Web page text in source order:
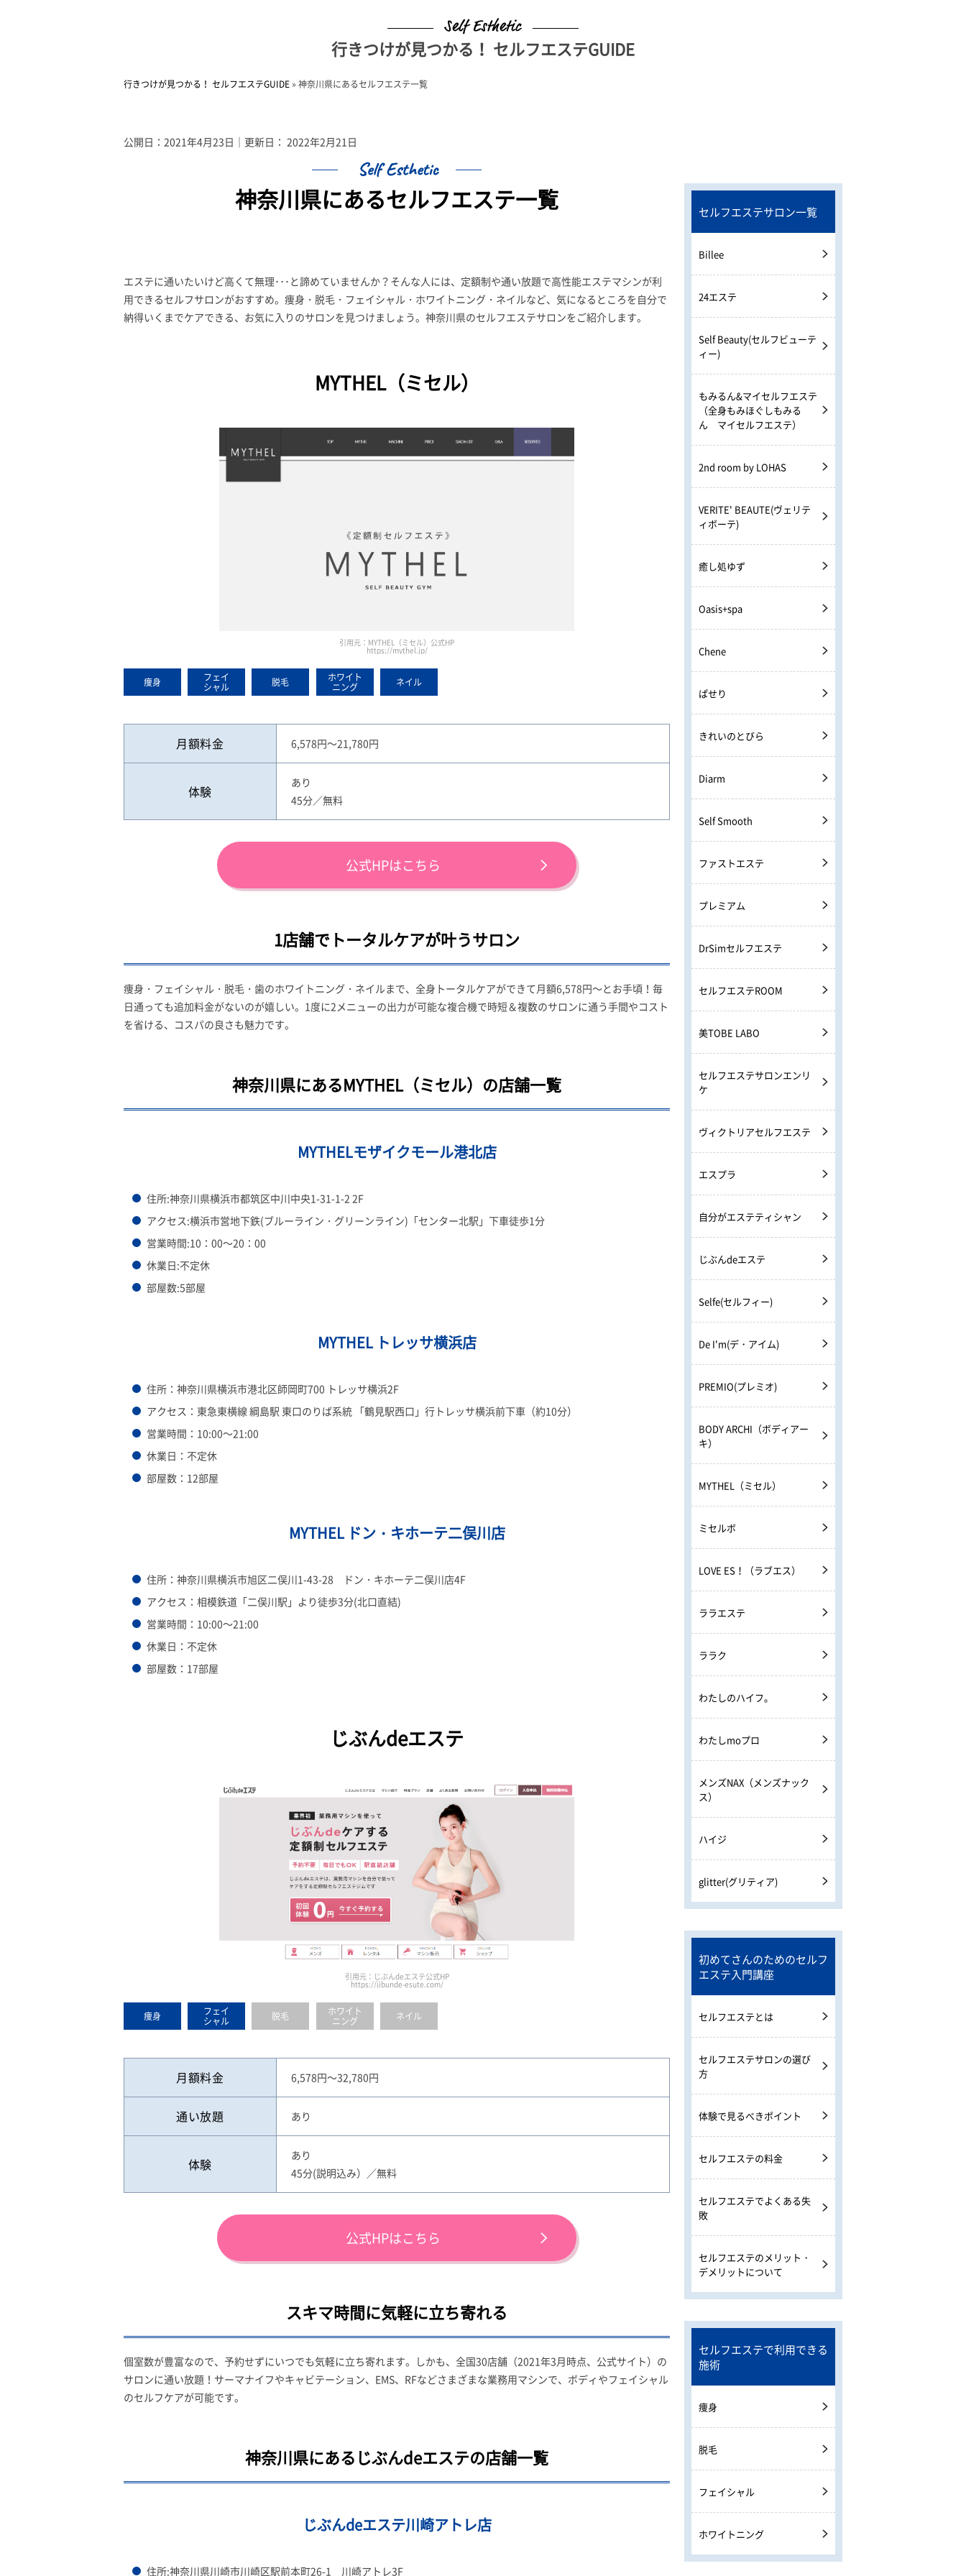
行きつけが見つかる！ セルフエステGUIDE
行きつけが見つかる！ セルフエステGUIDE » 神奈川県にあるセルフエステ一覧
公開日： 2021年4月23日 ｜更新日： 2022年2月21日
神奈川県にあるセルフエステ一覧
エステに通いたいけど高くて無理･･･と諦めていませんか？そんな人には、定額制や通い放題で高性能エステマシンが利
用できるセルフサロンがおすすめ。痩身・脱毛・フェイシャル・ホワイトニング・ネイルなど、気になるところを自分で
納得いくまでケアできる、お気に入りのサロンを見つけましょう。神奈川県のセルフエステサロンをご紹介します。
MYTHEL（ミセル）
引用元：MYTHEL（ミセル）公式HP
https://mythel.jp/
痩身 フェイ
シャル 脱毛 ホワイト
ニング ネイル
月額料金 6,578円～21,780円
体験
あり
45分／無料
公式HPはこちら
1店舗でトータルケアが叶うサロン
痩身・フェイシャル・脱毛・歯のホワイトニング・ネイルまで、全身トータルケアができて月額6,578円～とお手頃！毎
日通っても追加料金がないのが嬉しい。1度に2メニューの出力が可能な複合機で時短＆複数のサロンに通う手間やコスト
を省ける、コスパの良さも魅力です。
神奈川県にあるMYTHEL（ミセル）の店舗一覧
MYTHELモザイクモール港北店
住所:神奈川県横浜市都筑区中川中央1-31-1-2 2F
アクセス:横浜市営地下鉄(ブルーライン・グリーンライン)「センター北駅」下車徒歩1分
営業時間:10：00～20：00
休業日:不定休
部屋数:5部屋
MYTHEL トレッサ横浜店
住所：神奈川県横浜市港北区師岡町700 トレッサ横浜2F
アクセス：東急東横線 綱島駅 東口のりば系統 「鶴見駅西口」行トレッサ横浜前下車（約10分）
営業時間：10:00～21:00
休業日：不定休
部屋数：12部屋
MYTHEL ドン・キホーテ二俣川店
住所：神奈川県横浜市旭区二俣川1-43-28 ドン・キホーテ二俣川店4F
アクセス：相模鉄道「二俣川駅」より徒歩3分(北口直結)
営業時間：10:00～21:00
休業日：不定休
部屋数：17部屋
じぶんdeエステ
引用元：じぶんdeエステ公式HP
https://jibunde-esute.com/
痩身 フェイ
シャル 脱毛 ホワイト
ニング ネイル
月額料金 6,578円～32,780円
通い放題 あり
体験
あり
45分(説明込み）／無料
公式HPはこちら
スキマ時間に気軽に立ち寄れる
個室数が豊富なので、予約せずにいつでも気軽に立ち寄れます。しかも、全国30店舗（2021年3月時点、公式サイト）の
サロンに通い放題！サーマナイフやキャビテーション、EMS、RFなどさまざまな業務用マシンで、ボディやフェイシャル
のセルフケアが可能です。
神奈川県にあるじぶんdeエステの店舗一覧
じぶんdeエステ川崎アトレ店
住所:神奈川県川崎市川崎区駅前本町26-1 川崎アトレ3F
セルフエステサロン一覧
Billee
24エステ
Self Beauty(セルフビューテ
ィー)
もみるん&マイセルフエステ
（全身もみほぐしもみる
ん マイセルフエステ）
2nd room by LOHAS
VERITE' BEAUTE(ヴェリテ
ィボーテ)
癒し処ゆず
Oasis+spa
Chene
ぱせり
きれいのとびら
Diarm
Self Smooth
ファストエステ
プレミアム
DrSimセルフエステ
セルフエステROOM
美TOBE LABO
セルフエステサロンエンリ
ケ
ヴィクトリアセルフエステ
エスプラ
自分がエステティシャン
じぶんdeエステ
Selfe(セルフィー)
De I'm(デ・アイム)
PREMIO(プレミオ)
BODY ARCHI（ボディアー
キ）
MYTHEL（ミセル）
ミセルボ
LOVE ES！（ラブエス）
ララエステ
ララク
わたしのハイフ。
わたしmoプロ
メンズNAX（メンズナック
ス）
ハイジ
glitter(グリティア)
初めてさんのためのセルフ
エステ入門講座
セルフエステとは
セルフエステサロンの選び
方
体験で見るべきポイント
セルフエステの料金
セルフエステでよくある失
敗
セルフエステのメリット・
デメリットについて
セルフエステで利用できる
施術
痩身
脱毛
フェイシャル
ホワイトニング